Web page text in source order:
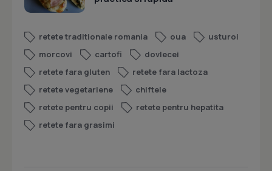
retete traditionale romania oua
usturoi
morcovi
cartofi
dovlecei
retete fara gluten
retete fara lactoza
retete vegetariene
chiftele
retete pentru copii
retete pentru hepatita
retete fara grasimi